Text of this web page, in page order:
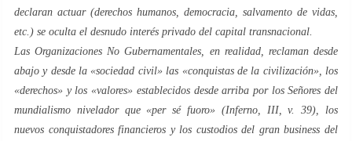
declaran actuar (derechos humanos, democracia, salvamento de vidas,
etc.) se oculta el desnudo interés privado del capital transnacional.
Las Organizaciones No Gubernamentales, en realidad, reclaman desde
abajo y desde la «sociedad civil» las «conquistas de la civilización», los
«derechos» y los «valores» establecidos desde arriba por losSeñores del
mundialismo nivelador que «per sé fuoro» (Inferno, III, v. 39), los
nuevos conquistadoresfinancieros y los custodios del granbusinessdel